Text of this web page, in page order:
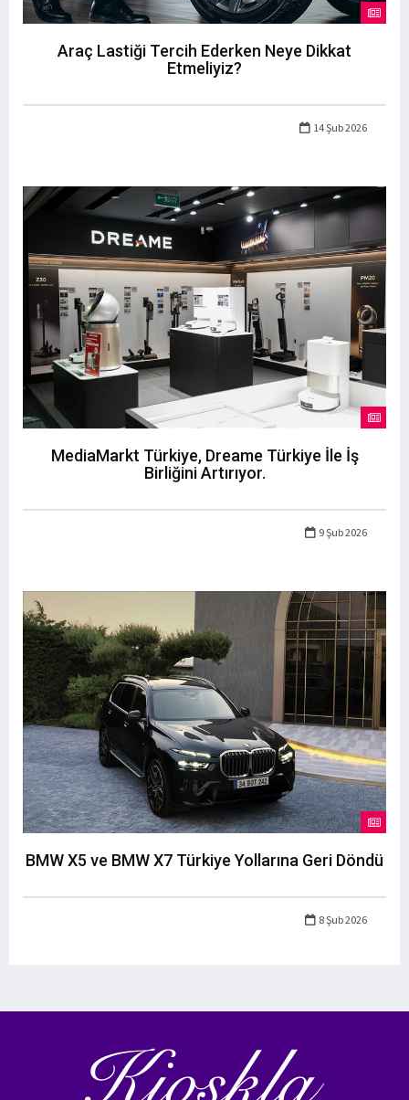
Araç Lastiği Tercih Ederken Neye Dikkat
Etmeliyiz?
14 Şub 2026
MediaMarkt Türkiye, Dreame Türkiye İle İş
Birliğini Artırıyor.
9 Şub 2026
BMW X5 ve BMW X7 Türkiye Yollarına Geri Döndü
8 Şub 2026